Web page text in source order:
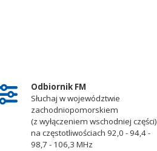
Odbiornik FM
Słuchaj w województwie
zachodniopomorskiem
(z wyłączeniem wschodniej części)
na częstotliwościach 92,0 - 94,4 -
98,7 - 106,3 MHz